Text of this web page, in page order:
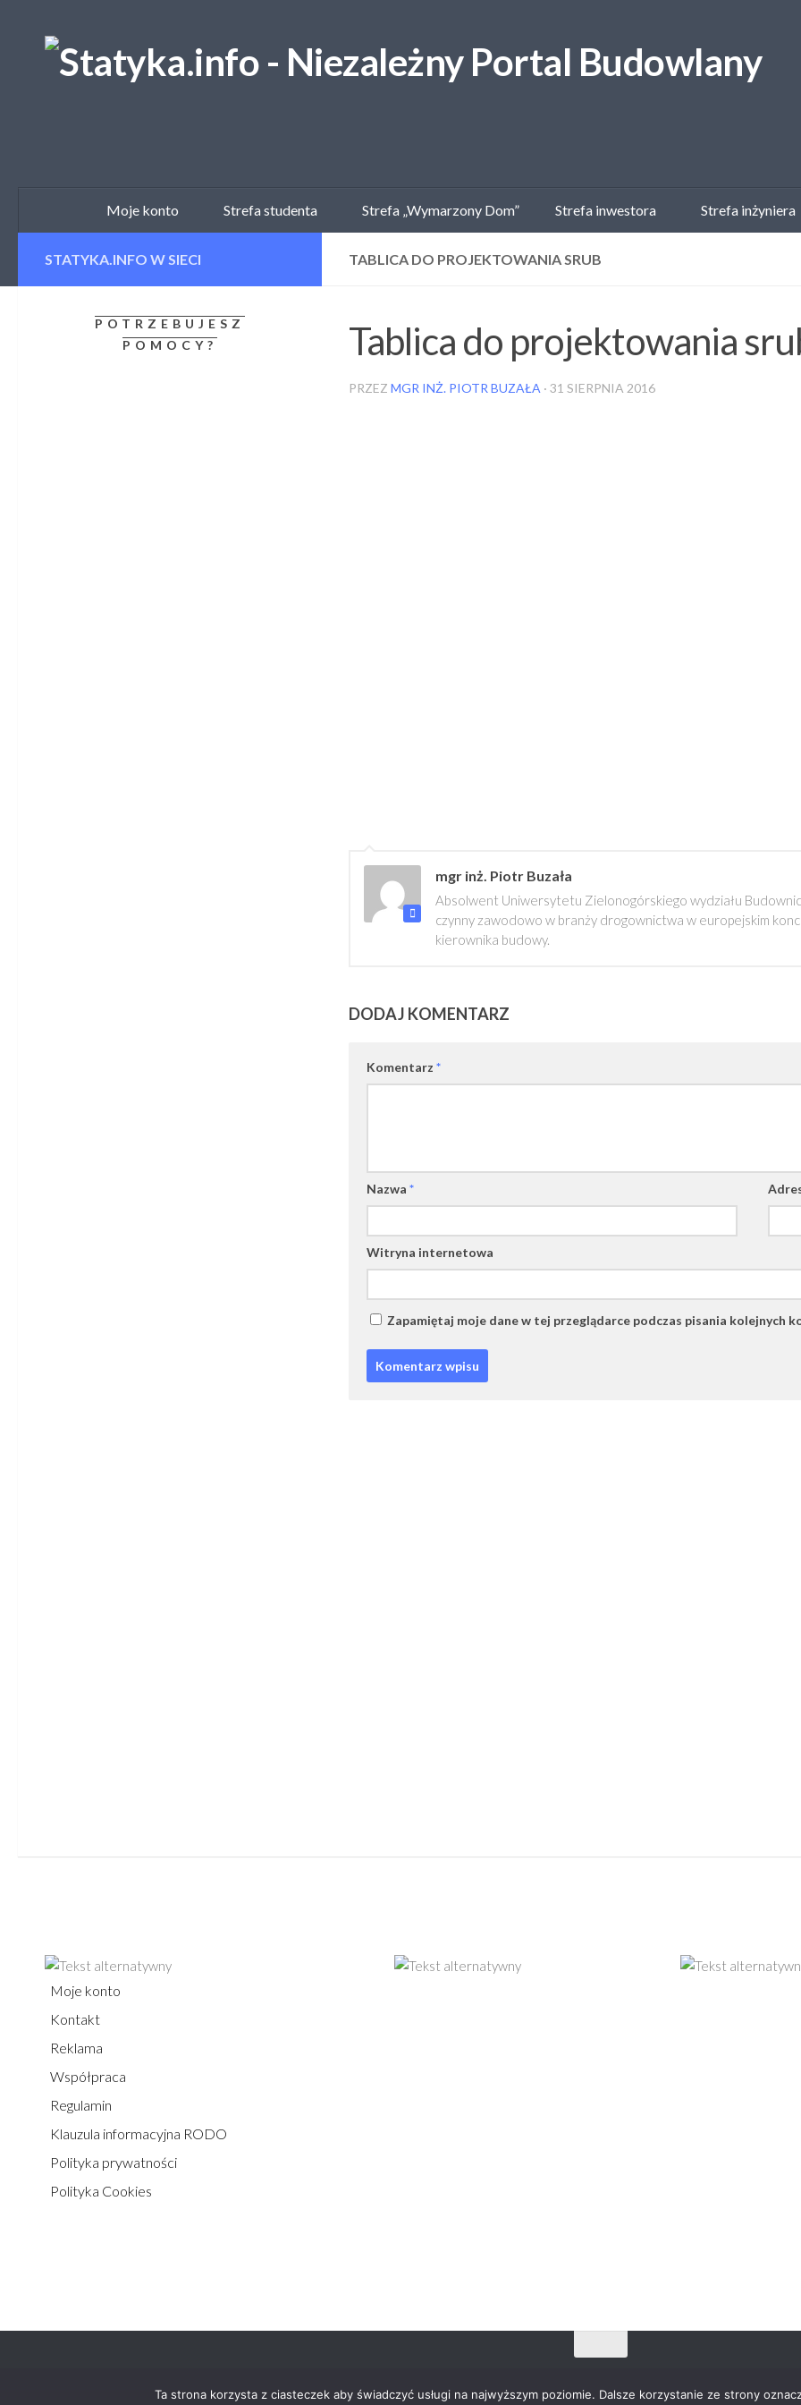
Moje konto Strefa studenta Strefa „Wymarzony Dom” Strefa inwestora Strefa inżyniera
TABLICA DO PROJEKTOWANIA SRUB
Tablica do projektowania
PRZEZ MGR INŻ. PIOTR BUZAŁA · 31 SIERPNIA 2016
mgr inż. Piotr Buzała
Absolwent Uniwersytetu Zielonogórskiego wydziału
czynny zawodowo w branży drogownictwa w europejskim
kierownika budowy.
DODAJ KOMENTARZ
Komentarz *
Nazwa *
Witryna internetowa
Zapamiętaj moje dane w tej przeglądarce podczas pisania kolejnych
STATYKA.INFO W SIECI
POTRZEBUJESZ
POMOCY?
Moje konto
Kontakt
Reklama
Współpraca
Regulamin
Klauzula informacyjna RODO
Polityka prywatności
Polityka Cookies
Statyka.info© 2012-2026 - wszystkie prawa zastrzeżone.
Ta strona korzysta z ciasteczek aby świadczyć usługi na najwyższym poziomie. Dalsze korzystanie ze strony